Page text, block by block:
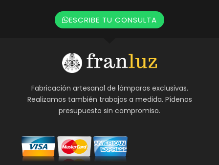
ESCRIBE TU CONSULTA
Fabricación artesanal de lámparas exclusivas.
Realizamos también trabajos a medida. Pídenos
presupuesto sin compromiso.